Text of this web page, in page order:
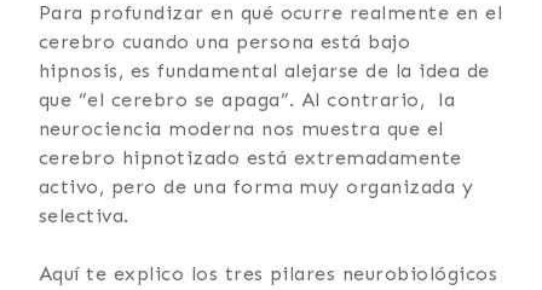
Para profundizar en qué ocurre realmente en el
cerebro cuando una persona está bajo
hipnosis, es fundamental alejarse de la idea de
que “el cerebro se apaga”. Al contrario, la
neurociencia moderna nos muestra que el
cerebro hipnotizado está extremadamente
activo, pero de una forma muy organizada y
selectiva.
Aquí te explico los tres pilares neurobiológicos